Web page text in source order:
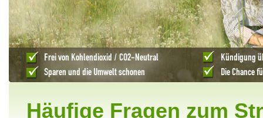
Häufige Fragen zum